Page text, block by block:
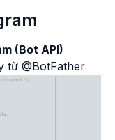
(Bot API)
từ @BotFather